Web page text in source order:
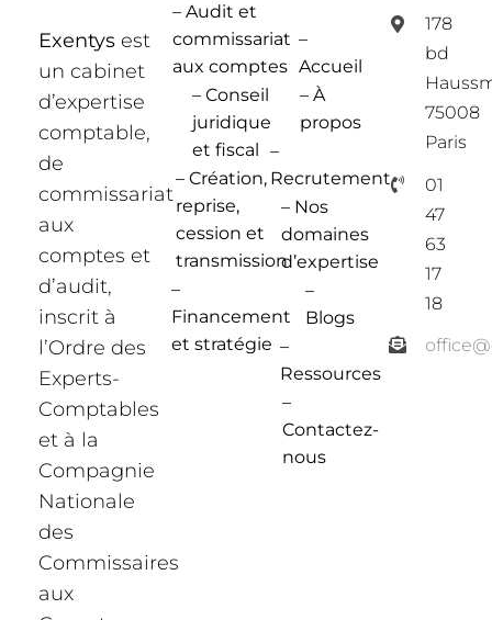
Exentys est
un cabinet
d’expertise
comptable,
de
commissariat
aux
comptes et
d’audit,
inscrit à
l’Ordre des
Experts-
Comptables
et à la
Compagnie
Nationale
des
Commissaires
aux
– Audit et
commissariat
aux comptes
– Conseil
juridique
et fiscal
– Création,
reprise,
cession et
transmission
–
Financement
et stratégie
–
Accueil
– À
propos
–
Recrutement
– Nos
domaines
d’expertise
–
Blogs
–
Ressources
–
Contactez-
nous
178
bd
75008
Paris
01
47
63
17
18